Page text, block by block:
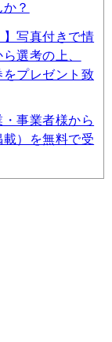
？
】写真付きで情
選考の上、
をプレゼント致
事業者様から
）を無料で受